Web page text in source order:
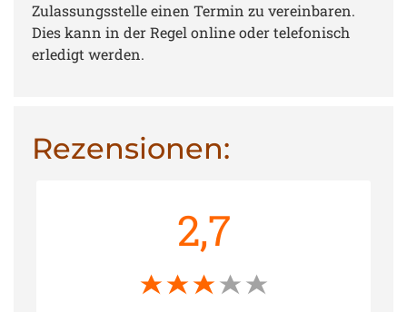
Zulassungsstelle einen Termin zu vereinbaren.
Dies kann in der Regel online oder telefonisch
erledigt werden.
Rezensionen:
2,7